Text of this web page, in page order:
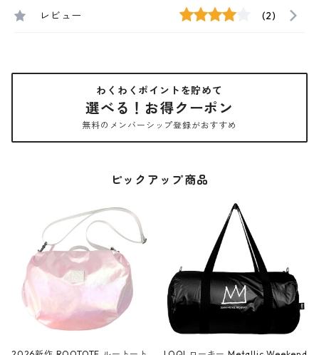
レビュー (2)
わくわくポイントを貯めて
選べる！お得クーポン
無料のメンバーシップ登録がおすすめ
ピックアップ商品